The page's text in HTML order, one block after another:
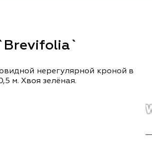
нерегулярной кроной в
м. Хвоя зелёная.